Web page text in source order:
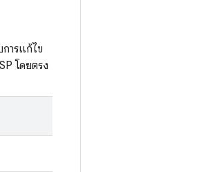
ารแก้ไข
โดยตรง